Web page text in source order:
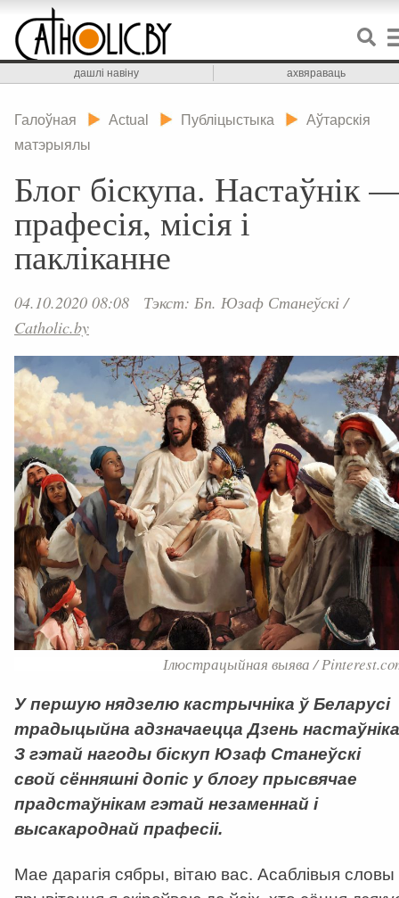
дашлі навіну ахвяраваць
Галоўная Actual Публіцыстыка
Аўтарскія
матэрыялы
Блог біскупа. Настаўнік
прафесія, місія і
пакліканне
04.10.2020 08:08 Тэкст: Бп. Юзаф Станеўскі/
Catholic.by
Ілюстрацыйная выява /
У першую нядзелю кастрычніка ў Беларусі
традыцыйна адзначаецца Дзень
З гэтай нагоды біскуп Юзаф Станеўскі
свой сённяшні допіс у блогу прысвячае
прадстаўнікам гэтай незаменнай і
высакароднай прафесіі.
Мае дарагія сябры, вітаю вас. Асаблівыя словы